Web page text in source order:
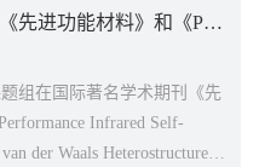
量子理论与功能器件课题组在《先进功能材料》和《Physical Review A》发表系列成果
组在国际著名学术期刊《先
Infrared Self-
der Waals Heterostructures”